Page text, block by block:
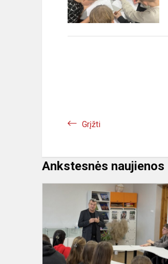
Grįžti
Ankstesnės naujienos